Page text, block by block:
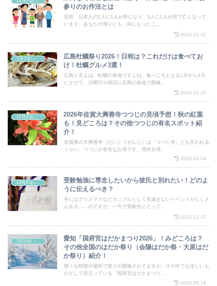
参りのお作法とは
現在、日本人の2人に1人が癌になり、3人に1人が癌で亡くなって
います。あなたの周りにも、癌になったこ...
2026.02.02
広島牡蠣祭り2026！日程は？これだけは食べてお
け！牡蠣グルメ3選！
広島と言えば、牡蠣の産地ですよね。食べごろとなる1月から3月
にかけて、日曜日や祝日に広島の各地で開催...
2026.01.20
11月のお祭り
2026年佐賀大興善寺つつじの見頃予想！秋の紅葉
も！見どころは？その他つつじの有名スポット紹
介！
佐賀県の大興善寺（だいこうぜんじ）は「つつじ寺」とも言われる
くらい、つつじが有名なお寺です。境内を埋...
2026.04.04
12月のお祭り
受験勉強に専念したいから彼氏と別れたい！どのよ
うに伝えるべき？
冬にはクリスマスなどカップルとして見逃せないイベントがたくさ
んある……のですが、一方で受験生にとって...
2025.12.17
愛知「国府宮はだかまつり2026」！みどころは？
その他全国のはだか祭り（会陽はだか祭・大原はだ
か祭り）紹介！
様々な時期や場所で祭りが開催されてますが、その中でも珍しいも
のとして目立っている「国府宮はだかまつり...
2026.05.18